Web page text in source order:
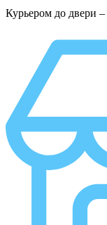
Курьером до двери –